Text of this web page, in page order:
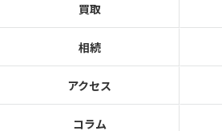
買取
相続
アクセス
コラム